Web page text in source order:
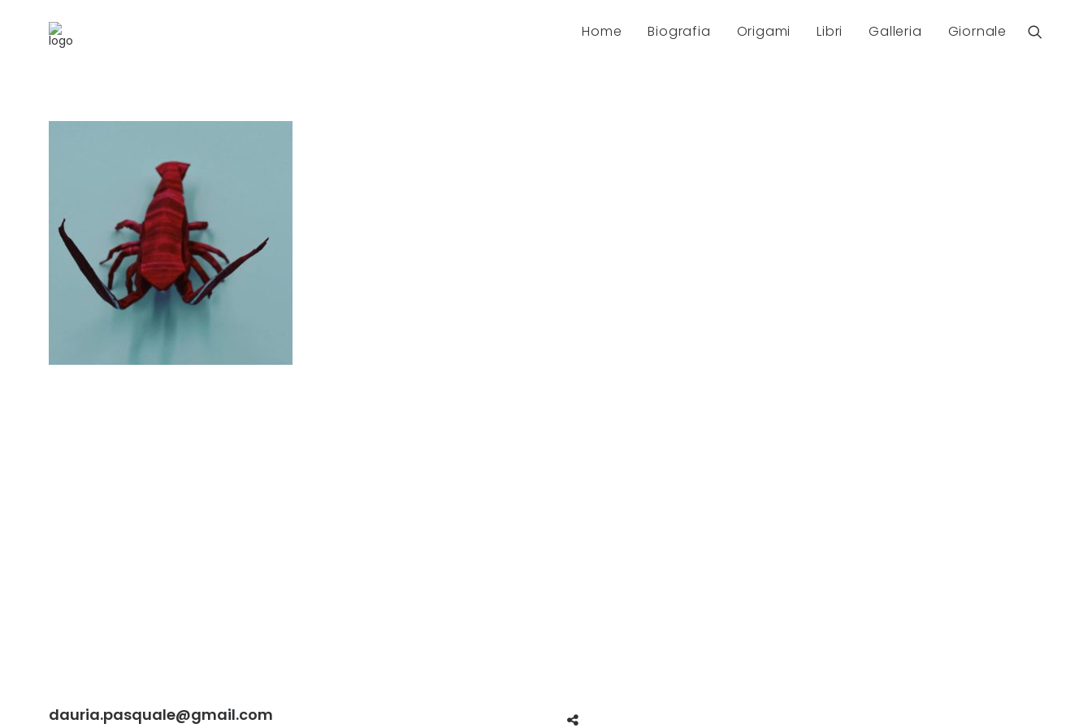
Home Biografia Origami Libri Galleria Giornale
dauria.pasquale@gmail.com